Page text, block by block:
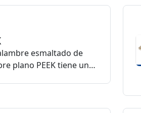
esmaltado de
plano PEEK tiene un…